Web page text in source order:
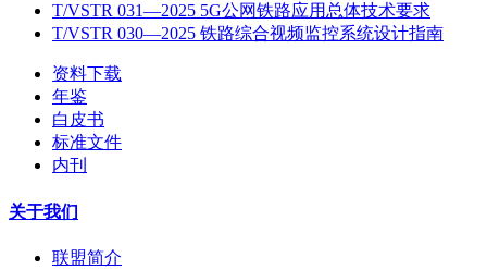
T/VSTR 031—2025 5G公网铁路应用总体技术要求
T/VSTR 030—2025 铁路综合视频监控系统设计指南
资料下载
年鉴
白皮书
标准文件
内刊
关于我们
联盟简介